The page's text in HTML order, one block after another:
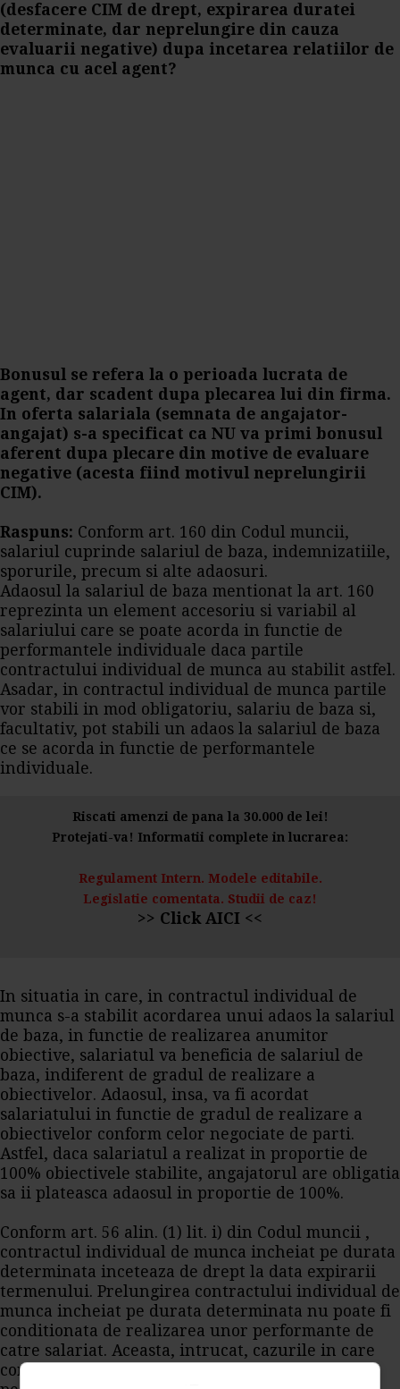
(desfacere CIM de drept, expirarea duratei
determinate, dar neprelungire din cauza
evaluarii negative) dupa incetarea relatiilor de
munca cu acel agent?
Bonusul se refera la o perioada lucrata de
agent, dar scadent dupa plecarea lui din firma.
In oferta salariala (semnata de angajator-
angajat) s-a specificat ca NU va primi bonusul
aferent dupa plecare din motive de evaluare
negative (acesta fiind motivul neprelungirii
CIM).
Raspuns: Conform art. 160 din Codul muncii,
salariul cuprinde salariul de baza, indemnizatiile,
sporurile, precum si alte adaosuri.
Adaosul la salariul de baza mentionat la art. 160
reprezinta un element accesoriu si variabil al
salariului care se poate acorda in functie de
performantele individuale daca partile
contractului individual de munca au stabilit astfel.
Asadar, in contractul individual de munca partile
vor stabili in mod obligatoriu, salariu de baza si,
facultativ, pot stabili un adaos la salariul de baza
ce se acorda in functie de performantele
individuale.
Riscati amenzi de pana la 30.000 de lei!
Protejati-va! Informatii complete in lucrarea:
Regulament Intern. Modele editabile.
Legislatie comentata. Studii de caz!
>> Click AICI <<
In situatia in care, in contractul individual de
munca s-a stabilit acordarea unui adaos la salariul
de baza, in functie de realizarea anumitor
obiective, salariatul va beneficia de salariul de
baza, indiferent de gradul de realizare a
obiectivelor. Adaosul, insa, va fi acordat
salariatului in functie de gradul de realizare a
obiectivelor conform celor negociate de parti.
Astfel, daca salariatul a realizat in proportie de
100% obiectivele stabilite, angajatorul are obligatia
sa ii plateasca adaosul in proportie de 100%.
Conform art. 56 alin. (1) lit. i) din Codul muncii ,
contractul individual de munca incheiat pe durata
determinata inceteaza de drept la data expirarii
termenului. Prelungirea contractului individual de
munca incheiat pe durata determinata nu poate fi
conditionata de realizarea unor performante de
catre salariat. Aceasta, intrucat, cazurile in care
contractul individual de munca poate fi incheiat